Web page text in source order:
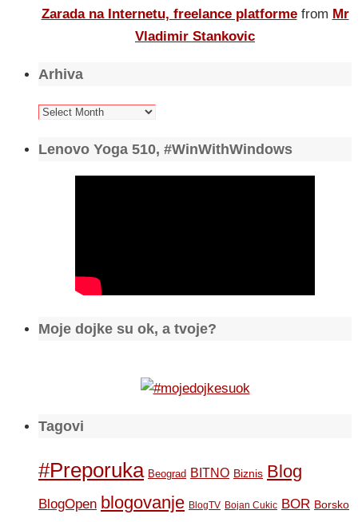
Zarada na Internetu, freelance platforme from Mr
Vladimir Stankovic
Arhiva
Arhiva
Lenovo Yoga 510, #WinWithWindows
Moje dojke su ok, a tvoje?
Tagovi
#Preporuka Beograd BITNO Biznis Blog
BlogOpen blogovanje BlogTV Bojan Cukic BOR Borsko